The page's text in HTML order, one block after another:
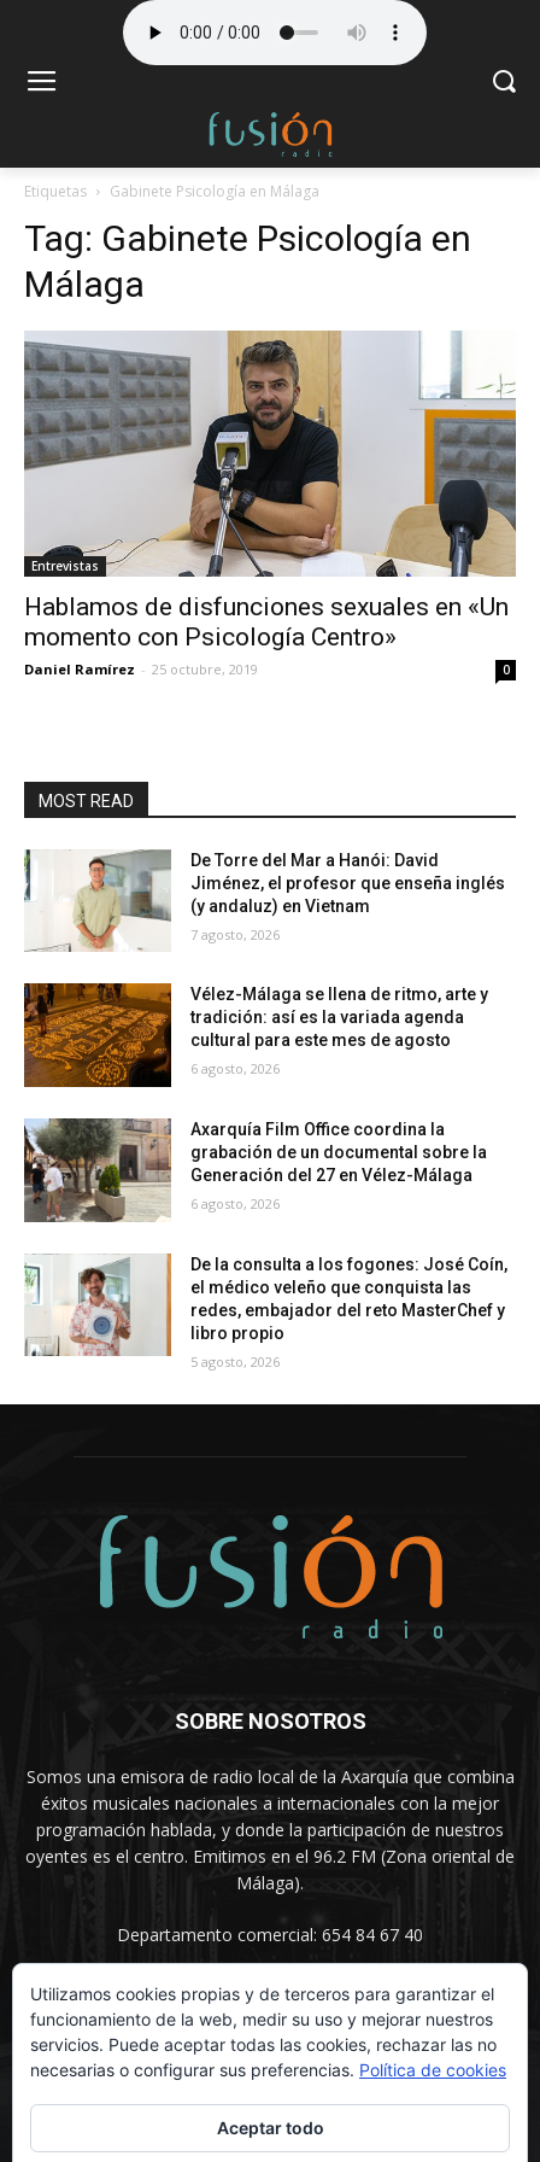
Etiquetas Gabinete Psicología en Málaga
Tag: Gabinete Psicología en
Málaga
Entrevistas
Hablamos de disfunciones sexuales en «Un
momento con Psicología Centro»
Daniel Ramírez - 25 octubre, 2019 0
MOST READ
De Torre del Mar a Hanói: David
Jiménez, el profesor que enseña inglés
(y andaluz) en Vietnam
7 agosto, 2026
Vélez-Málaga se llena de ritmo, arte y
tradición: así es la variada agenda
cultural para este mes de agosto
6 agosto, 2026
Axarquía Film Office coordina la
grabación de un documental sobre la
Generación del 27 en Vélez-Málaga
6 agosto, 2026
De la consulta a los fogones: José Coín,
el médico veleño que conquista las
redes, embajador del reto MasterChef y
libro propio
5 agosto, 2026
SOBRE NOSOTROS
Somos una emisora de radio local de la Axarquía que combina
éxitos musicales nacionales a internacionales con la mejor
programación hablada, y donde la participación de nuestros
oyentes es el centro. Emitimos en el 96.2 FM (Zona oriental de
Málaga).
Departamento comercial: 654 84 67 40
SÍGUENOS
Utilizamos cookies propias y de terceros para garantizar el
funcionamiento de la web, medir su uso y mejorar nuestros
servicios. Puede aceptar todas las cookies, rechazar las no
necesarias o configurar sus preferencias. Política de cookies
Aceptar todo